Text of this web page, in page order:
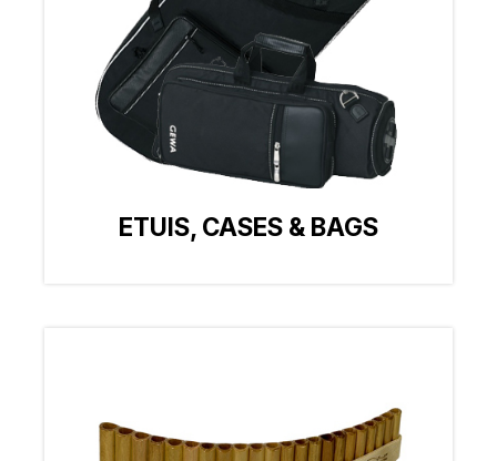
ETUIS, CASES & BAGS